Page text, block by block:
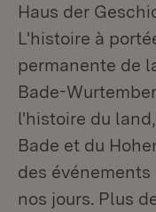
Haus der
L'histoire à
permanente de
Bade-
l'histoire du
Bade et du
des événements
nos jours. Plus